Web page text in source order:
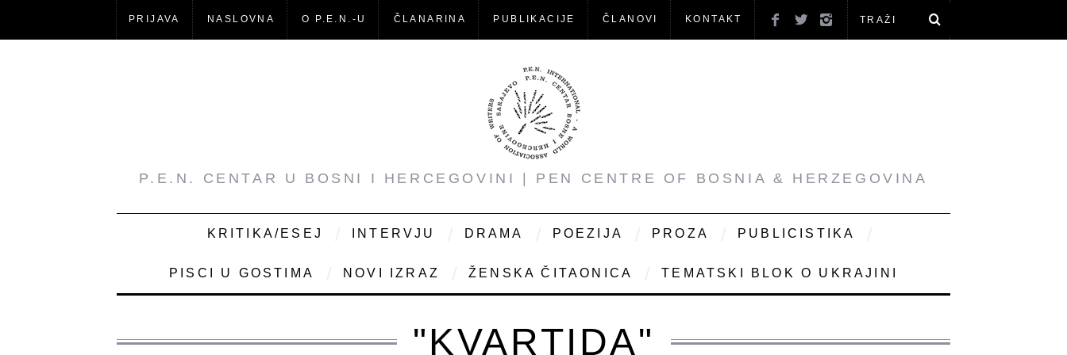
PRIJAVA NASLOVNA O P.E.N.-U ČLANARINA PUBLIKACIJE ČLANOVI KONTAKT
P.E.N. CENTAR U BOSNI I HERCEGOVINI | PEN CENTRE OF BOSNIA & HERZEGOVINA
KRITIKA/ESEJ INTERVJU DRAMA POEZIJA PROZA PUBLICISTIKA
PISCI U GOSTIMA NOVI IZRAZ ŽENSKA ČITAONICA TEMATSKI BLOK O UKRAJINI
"KVARTIDA"